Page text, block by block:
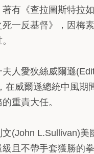
有《查拉圖斯特拉如
死一反基督》，因梅
夫人愛狄絲威爾遜
在威爾遜總統中風期
重責大任。
(John L.Sullivan)美
且不帶手套獲勝的